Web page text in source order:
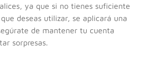
ya que si no tienes suficiente
deseas utilizar, se aplicará una
de mantener tu cuenta
sorpresas.